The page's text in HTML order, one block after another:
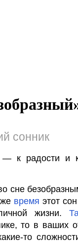
сонник
— к радости и
сне
время этот
жизни.
то в ваших
то